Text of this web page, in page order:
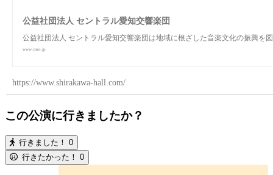
公益社団法人 セントラル愛知交響楽団
公益社団法人 セントラル愛知交響楽団は地域に根ざした音楽文化の振興を
www.caso.jp
https://www.shirakawa-hall.com/
この公演に行きましたか？
行きました！ 0
行きたかった！ 0